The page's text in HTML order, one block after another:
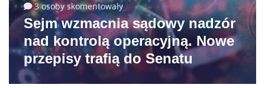
3 osoby skomentowały
Sejm wzmacnia sądowy nadzór
nad kontrolą operacyjną. Nowe
przepisy trafią do Senatu